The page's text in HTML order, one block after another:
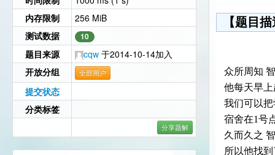
内存限制
256 MiB
测试数据
10
题目来源 cqw 于2014-10-14加入
开放分组
全部用户
提交状态
分类标签
分享题解
【题目
众所周知
他每天早
我们可以
宿舍在1号
久而久之
所以他找